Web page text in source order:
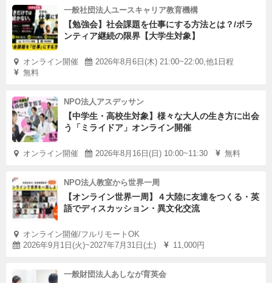
一般社団法人ユースキャリア教育機構
【勉強会】社会課題を仕事にする方法とは？/ボラ
ンティア継続の限界【大学生対象】
オンライン開催
2026年8月6日(木) 21:00~22:00,他1日程
無料
NPO法人アスデッサン
【中学生・高校生対象】様々な大人の生き方に出会
う「ミライドア」オンライン開催
オンライン開催 2026年8月16日(日) 10:00~11:30 無料
NPO法人教室から世界一周
【オンライン世界一周】４大陸に友達をつくる・英
語でディスカッション・異文化交流
オンライン開催/フルリモートOK
2026年9月1日(火)~2027年7月31日(土)
11,000円
一般財団法人あしなが育英会